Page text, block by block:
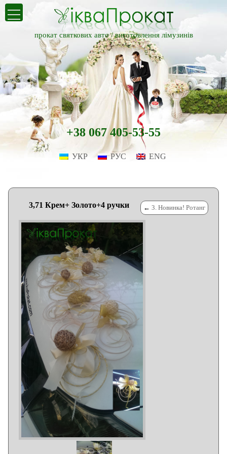
прокат святкових авто /виготовлення лімузинів
+38 067 405-53-55
УКР РУС ENG
3,71 Крем+ Золото+4 ручки ← 3. Новинка! Ротанг